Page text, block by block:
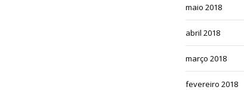
maio 2018
abril 2018
março 2018
fevereiro 2018